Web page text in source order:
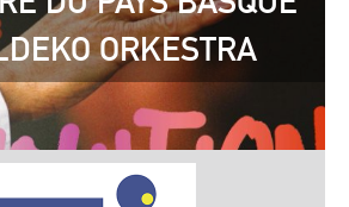
ORKESTRA